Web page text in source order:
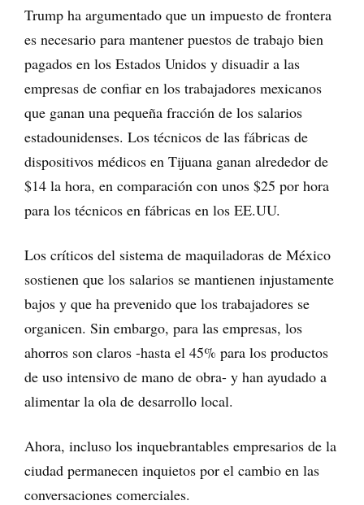
Trump ha argumentado que un impuesto de frontera
es necesario para mantener puestos de trabajo bien
pagados en los Estados Unidos y disuadir a las
empresas de confiar en los trabajadores mexicanos
que ganan una pequeña fracción de los salarios
estadounidenses. Los técnicos de las fábricas de
dispositivos médicos en Tijuana ganan alrededor de
$14 la hora, en comparación con unos $25 por hora
para los técnicos en fábricas en los EE.UU.
Los críticos del sistema de maquiladoras de México
sostienen que los salarios se mantienen injustamente
bajos y que ha prevenido que los trabajadores se
organicen. Sin embargo, para las empresas, los
ahorros son claros -hasta el 45% para los productos
de uso intensivo de mano de obra- y han ayudado a
alimentar la ola de desarrollo local.
Ahora, incluso los inquebrantables empresarios de la
ciudad permanecen inquietos por el cambio en las
conversaciones comerciales.